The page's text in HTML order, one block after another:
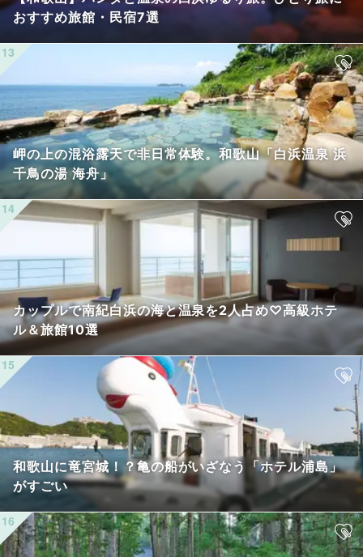
おすすめ旅館・民宿7選
岬の上の混浴露天で非日常体験。和歌山「白浜温泉 浜
千鳥の湯 海舟」
カップルで南紀白浜の海と温泉を2人占め♡高級ホテ
ル＆旅館10選
和歌山に竜宮城！？亀の船がいざなう「ホテル浦島」
がすごい